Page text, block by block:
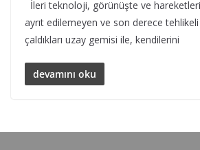
İleri teknoloji, görünüşte ve
ayrıt edilemeyen ve son derece
çaldıkları uzay gemisi ile, kendilerini
devamını oku